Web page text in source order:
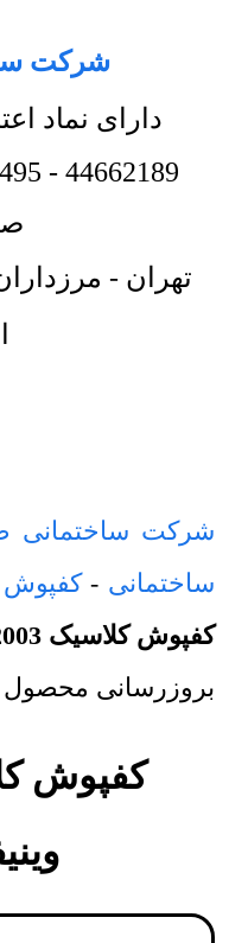
شرکت
دارای نماد
44662189
-
تهران -
شرکت ساختمانی
ساختمانی -کفپوش
کفپوش کلاسیک 2003 وینیفلکس
بروزرسانی محصول